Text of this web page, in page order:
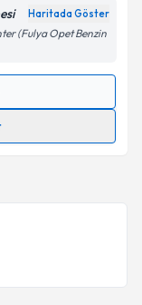
Haritada Göster
(Fulya Opet Benzin